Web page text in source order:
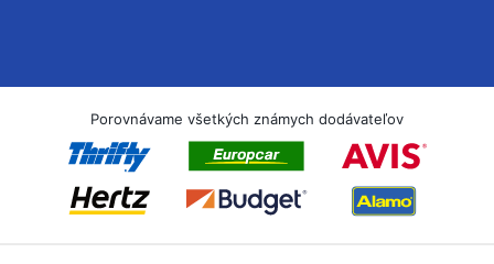
Porovnávame všetkých známych dodávateľov